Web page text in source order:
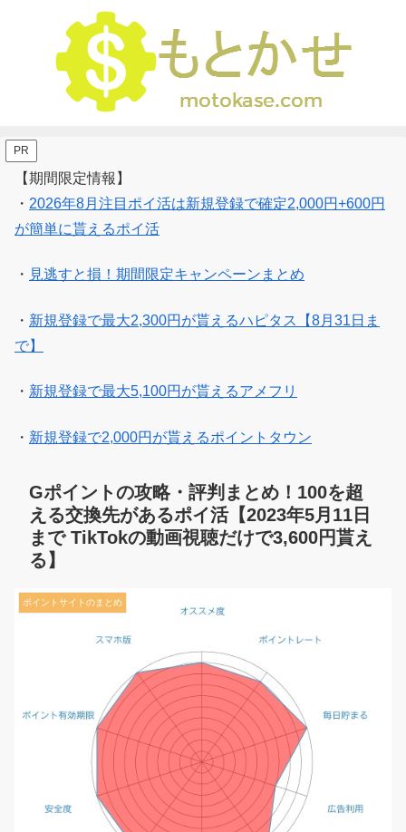
PR
【期間限定情報】
・ 2026年8月注目ポイ活は新規登録で確定2,000円+600円
が簡単に貰えるポイ活
・ 見逃すと損！期間限定キャンペーンまとめ
・ 新規登録で最大2,300円が貰えるハピタス【8月31日ま
で】
・ 新規登録で最大5,100円が貰えるアメフリ
・ 新規登録で2,000円が貰えるポイントタウン
Gポイントの攻略・評判まとめ！100を超
える交換先があるポイ活【2023年5月11日
まで TikTokの動画視聴だけで3,600円貰え
る】
ポイントサイトのまとめ